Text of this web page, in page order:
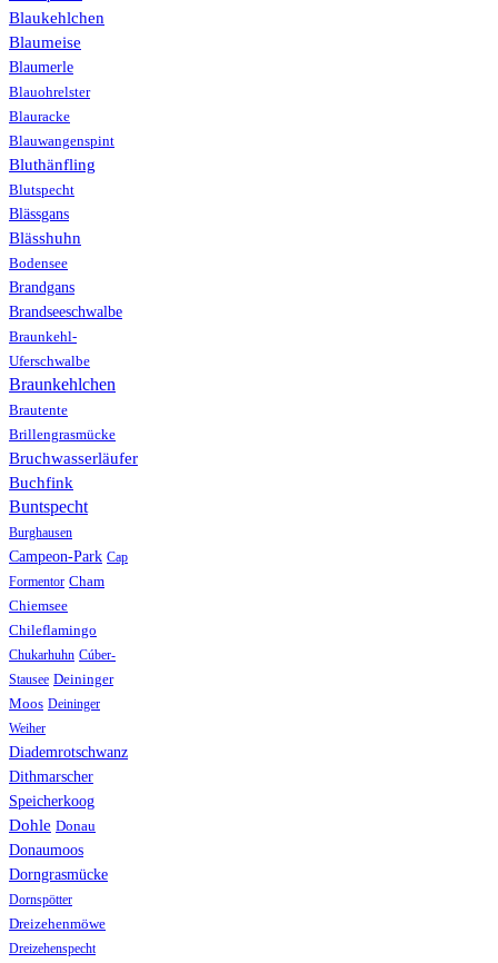
Blaukehlchen
Blaumeise
Blaumerle
Blauohrelster
Blauracke
Blauwangenspint
Bluthänfling
Blutspecht
Blässgans
Blässhuhn
Bodensee
Brandgans
Brandseeschwalbe
Braunkehl-
Uferschwalbe
Braunkehlchen
Brautente
Brillengrasmücke
Bruchwasserläufer
Buchfink
Buntspecht
Burghausen
Campeon-Park Cap
Formentor Cham
Chiemsee
Chileflamingo
Chukarhuhn Cúber-
Stausee Deininger
Moos Deininger
Weiher
Diademrotschwanz
Dithmarscher
Speicherkoog
Dohle Donau
Donaumoos
Dorngrasmücke
Dornspötter
Dreizehenmöwe
Dreizehenspecht